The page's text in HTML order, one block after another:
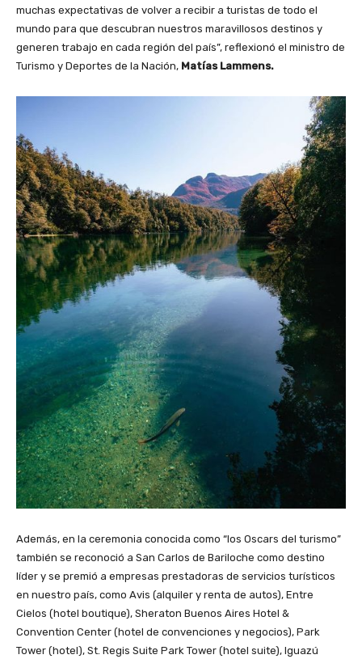
muchas expectativas de volver a recibir a turistas de todo el
mundo para que descubran nuestros maravillosos destinos y
generen trabajo en cada región del país”, reflexionó el ministro de
Turismo y Deportes de la Nación, Matías Lammens.
Además, en la ceremonia conocida como “los Oscars del turismo”
también se reconoció a San Carlos de Bariloche como destino
líder y se premió a empresas prestadoras de servicios turísticos
en nuestro país, como Avis (alquiler y renta de autos), Entre
Cielos (hotel boutique), Sheraton Buenos Aires Hotel &
Convention Center (hotel de convenciones y negocios), Park
Tower (hotel), St. Regis Suite Park Tower (hotel suite), Iguazú